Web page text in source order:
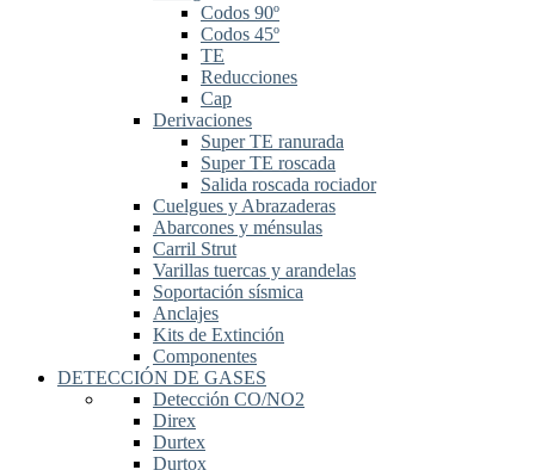
Codos 90º
Codos 45º
TE
Reducciones
Cap
Derivaciones
Super TE ranurada
Super TE roscada
Salida roscada rociador
Cuelgues y Abrazaderas
Abarcones y ménsulas
Carril Strut
Varillas tuercas y arandelas
Soportación sísmica
Anclajes
Kits de Extinción
Componentes
DETECCIÓN DE GASES
Detección CO/NO2
Direx
Durtex
Durtox